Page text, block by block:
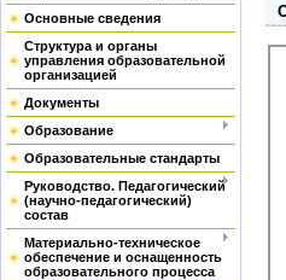
Основные сведения
Структура и органы
управления образовательной
организацией
Документы
Образование
Образовательные стандарты
Руководство. Педагогический
(научно-педагогический)
состав
Материально-техническое
обеспечение и оснащенность
образовательного процесса